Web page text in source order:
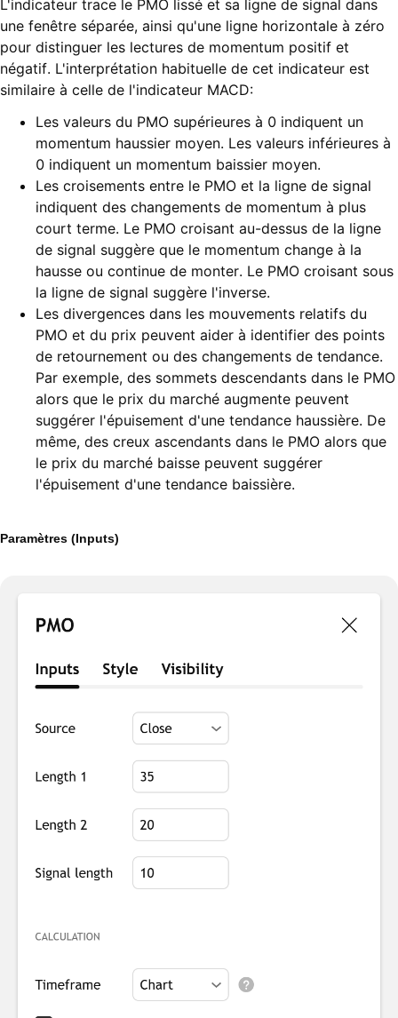
L'indicateur trace le PMO lissé et sa ligne de signal dans
une fenêtre séparée, ainsi qu'une ligne horizontale à zéro
pour distinguer les lectures de momentum positif et
négatif. L'interprétation habituelle de cet indicateur est
similaire à celle de l'indicateur MACD:
Les valeurs du PMO supérieures à 0 indiquent un
momentum haussier moyen. Les valeurs inférieures à
0 indiquent un momentum baissier moyen.
Les croisements entre le PMO et la ligne de signal
indiquent des changements de momentum à plus
court terme. Le PMO croisant au-dessus de la ligne
de signal suggère que le momentum change à la
hausse ou continue de monter. Le PMO croisant sous
la ligne de signal suggère l'inverse.
Les divergences dans les mouvements relatifs du
PMO et du prix peuvent aider à identifier des points
de retournement ou des changements de tendance.
Par exemple, des sommets descendants dans le PMO
alors que le prix du marché augmente peuvent
suggérer l'épuisement d'une tendance haussière. De
même, des creux ascendants dans le PMO alors que
le prix du marché baisse peuvent suggérer
l'épuisement d'une tendance baissière.
Paramètres (Inputs)